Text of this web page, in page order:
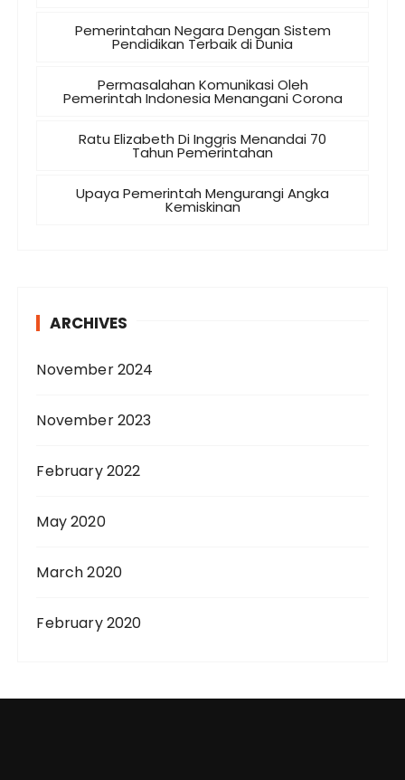
Pemerintahan Negara Dengan Sistem
Pendidikan Terbaik di Dunia
Permasalahan Komunikasi Oleh
Pemerintah Indonesia Menangani Corona
Ratu Elizabeth Di Inggris Menandai 70
Tahun Pemerintahan
Upaya Pemerintah Mengurangi Angka
Kemiskinan
ARCHIVES
November 2024
November 2023
February 2022
May 2020
March 2020
February 2020